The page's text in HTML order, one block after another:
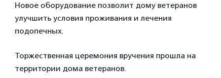
Новое оборудование позволит дому ветеранов
улучшить условия проживания и лечения
подопечных.
Торжественная церемония вручения прошла на
территории дома ветеранов.